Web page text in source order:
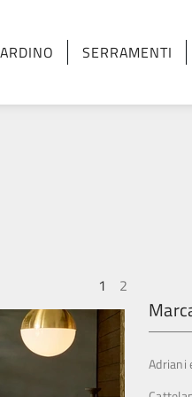
SERRAMENTI
1 2
Adriani